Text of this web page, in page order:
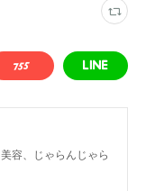
容、じゃらんじゃら